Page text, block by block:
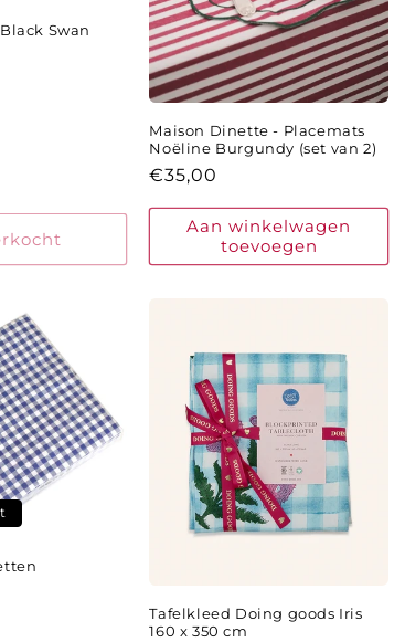
Swan
Maison Dinette - Placemats
Noëline Burgundy (set van 2)
Normale
prijs
€35,00
Aan winkelwagen
toevoegen
Tafelkleed Doing goods Iris
160 x 350 cm